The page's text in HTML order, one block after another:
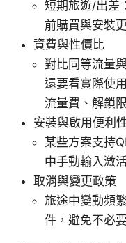
短期旅遊/出差
前購買與安裝
資費與性價比
對比同等流量
還要看實際使
流量費、解鎖
安裝與啟用便利
某些方案支持
中手動輸入激
取消與變更政策
旅途中變動頻
件，避免不必